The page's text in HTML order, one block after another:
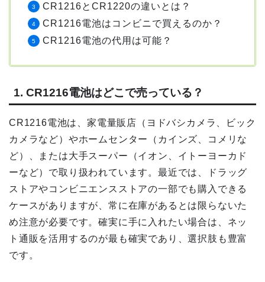
CR1216とCR1220の違いとは？
CR1216電池はコンビニで買えるのか？
CR1216電池の代用は可能？
1. CR1216電池はどこで売っている？
CR1216電池は、家電量販店（ヨドバシカメラ、ビック
カメラなど）やホームセンター（カインズ、コメリな
ど）、または大手スーパー（イオン、イトーヨーカド
ーなど）で取り扱われています。最近では、ドラッグ
ストアやコンビニエンスストアの一部でも購入できる
ケースがありますが、常に在庫があるとは限らないた
め注意が必要です。確実に手に入れたい場合は、ネッ
ト通販を活用するのが最も確実であり、選択肢も豊富
です。